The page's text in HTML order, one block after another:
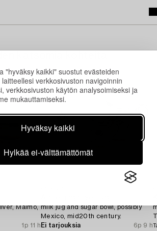
"hyväksy kaikki" suostut evästeiden
verkkosivuston navigoinnin
verkkosivuston käytön analysoimiseksi ja
mukauttamiseksi.
Hyväksy kaikki
Hylkää ei-välttämättömät
Malmö,
1p 11 h
milk jug and sugar bowl, possibly
Mexico, mid20th century.
Ei tarjouksia
6p 9 h